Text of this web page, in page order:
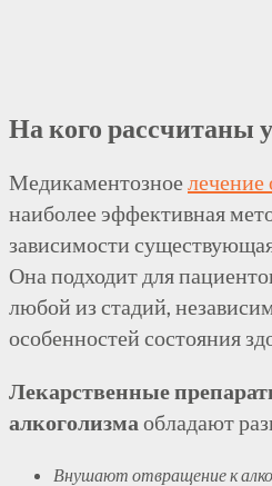
На кого рассчитаны
Медикаментозное лечение
наиболее эффективная
зависимости
Она подходит для
любой из стадий,
особенностей состояния
Лекарственные
алкоголизма обладают
Внушают отвращение к